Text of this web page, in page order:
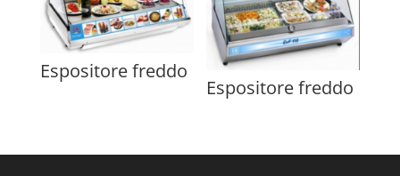
Espositore freddo
Espositore freddo